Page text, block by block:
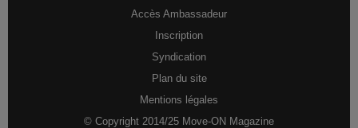
Accès Ambassadeur
Inscription
Syndication
Plan du site
Mentions légales
© Copyright 2014/25 Move-ON Magazine